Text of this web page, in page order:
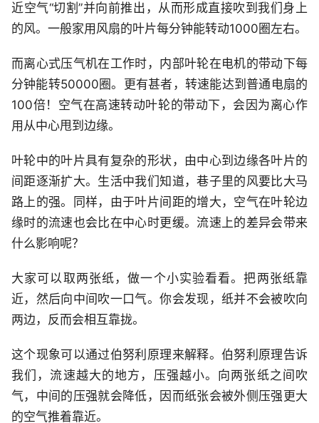
近空气“切割”并向前推出，从而形成直接吹到我们身上
的风。一般家用风扇的叶片每分钟能转动1000圈左右。
而离心式压气机在工作时，内部叶轮在电机的带动下每
分钟能转50000圈。更有甚者，转速能达到普通电扇的
100倍！空气在高速转动叶轮的带动下，会因为离心作
用从中心甩到边缘。
叶轮中的叶片具有复杂的形状，由中心到边缘各叶片的
间距逐渐扩大。生活中我们知道，巷子里的风要比大马
路上的强。同样，由于叶片间距的增大，空气在叶轮边
缘时的流速也会比在中心时更缓。流速上的差异会带来
什么影响呢？
大家可以取两张纸，做一个小实验看看。把两张纸靠
近，然后向中间吹一口气。你会发现，纸并不会被吹向
两边，反而会相互靠拢。
这个现象可以通过伯努利原理来解释。伯努利原理告诉
我们，流速越大的地方，压强越小。向两张纸之间吹
气，中间的压强就会降低，因而纸张会被外侧压强更大
的空气推着靠近。